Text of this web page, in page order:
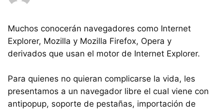
Muchos conocerán navegadores como Internet
Explorer, Mozilla y Mozilla Firefox, Opera y
derivados que usan el motor de Internet Explorer.
Para quienes no quieran complicarse la vida, les
presentamos a un navegador libre el cual viene con
antipopup, soporte de pestañas, importación de